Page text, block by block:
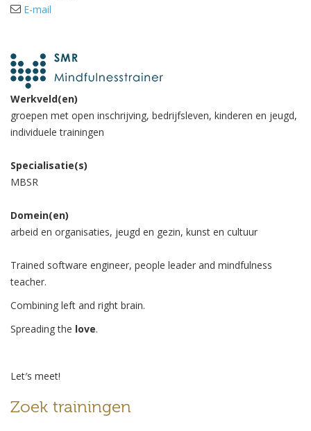
E-mail
Werkveld(en)
groepen met open inschrijving, bedrijfsleven, kinderen en jeugd,
individuele trainingen
Specialisatie(s)
MBSR
Domein(en)
arbeid en organisaties, jeugd en gezin, kunst en cultuur
Trained software engineer, people leader and mindfulness
teacher.
Combining left and right brain.
Spreading the love.
Let′s meet!
Zoek trainingen